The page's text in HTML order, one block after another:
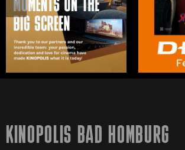
KINOPOLIS BAD HOMBURG